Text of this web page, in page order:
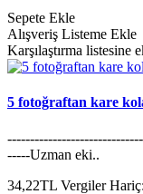
Sepete Ekle
Alışveriş Listeme Ekle
Karşılaştırma listesine
5 fotoğraftan kare
-----Uzman eki..
34,22TL Vergiler